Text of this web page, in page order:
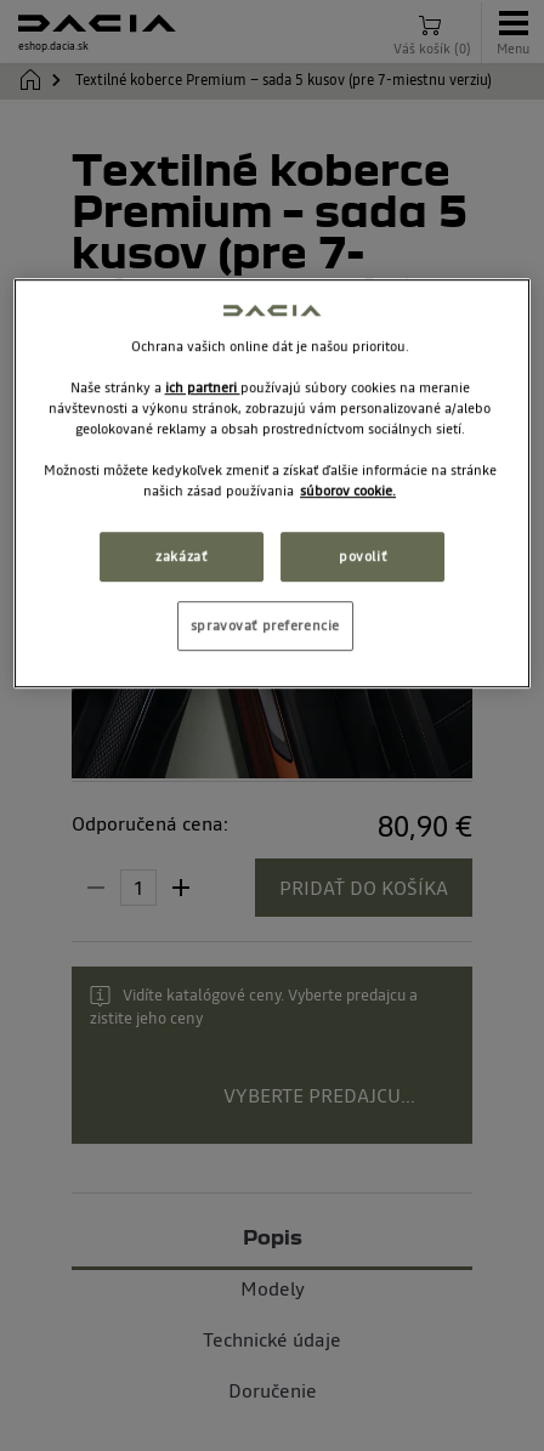
eshop.dacia.sk Váš košík (0) Menu
Textilné koberce Premium – sada 5 kusov (pre 7-miestnu verziu)
Textilné koberce
Premium – sada 5
kusov (pre 7-
miestnu verziu)
749020312R
Odporučená cena: 80,90 €
PRIDAŤ DO KOŠÍKA
Vidíte katalógové ceny. Vyberte predajcu a
zistite jeho ceny
VYBERTE PREDAJCU...
Popis
Modely
Technické údaje
Doručenie
Ochrana vašich online dát je našou prioritou.
Naše stránky a ich partneri používajú súbory cookies na meranie
návštevnosti a výkonu stránok, zobrazujú vám personalizované a/alebo
geolokované reklamy a obsah prostredníctvom sociálnych sietí.
Možnosti môžete kedykoľvek zmeniť a získať ďalšie informácie na stránke
našich zásad používania súborov cookie.
zakázať povoliť
spravovať preferencie